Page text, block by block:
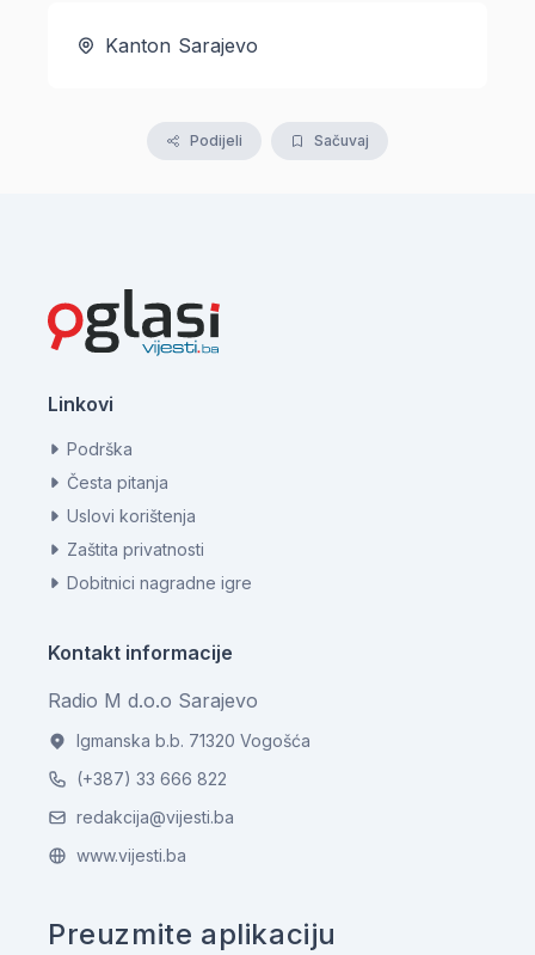
Kanton Sarajevo
Podijeli Sačuvaj
Linkovi
Podrška
Česta pitanja
Uslovi korištenja
Zaštita privatnosti
Dobitnici nagradne igre
Kontakt informacije
Radio M d.o.o Sarajevo
Igmanska b.b. 71320 Vogošća
(+387) 33 666 822
redakcija@vijesti.ba
www.vijesti.ba
Preuzmite aplikaciju